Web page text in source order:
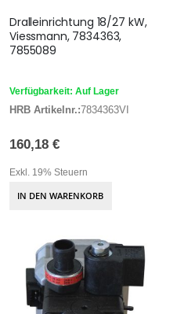
Dralleinrichtung 18/27 kW,
Viessmann, 7834363,
7855089
Verfügbarkeit: Auf Lager
HRB Artikelnr.:7834363VI
160,18 €
Exkl. 19% Steuern
IN DEN WARENKORB